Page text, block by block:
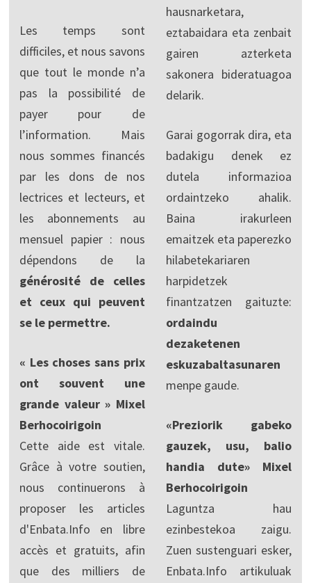
Les temps sont
difficiles, et nous savons
que tout le monde n’a
pas la possibilité de
payer pour de
l’information. Mais
nous sommes financés
par les dons de nos
lectrices et lecteurs, et
les abonnements au
mensuel papier : nous
dépendons de la
générosité de celles
et ceux qui peuvent
se le permettre.
« Les choses sans prix
ont souvent une
grande valeur » Mixel
Berhocoirigoin
Cette aide est vitale.
Grâce à votre soutien,
nous continuerons à
proposer les articles
d'Enbata.Info en libre
accès et gratuits, afin
que des milliers de
hausnarketara,
eztabaidara eta zenbait
gairen azterketa
sakonera bideratuagoa
delarik.
Garai gogorrak dira, eta
badakigu denek ez
dutela informazioa
ordaintzeko ahalik.
Baina irakurleen
emaitzek eta paperezko
hilabetekariaren
harpidetzek
finantzatzen gaituzte:
ordaindu
dezaketenen
eskuzabaltasunaren
menpe gaude.
«Preziorik gabeko
gauzek, usu, balio
handia dute» Mixel
Berhocoirigoin
Laguntza hau
ezinbestekoa zaigu.
Zuen sustenguari esker,
Enbata.Info artikuluak